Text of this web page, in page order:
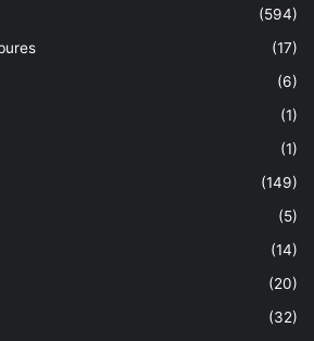
(594)
(17)
(6)
(1)
(1)
(149)
(5)
(14)
(20)
(32)